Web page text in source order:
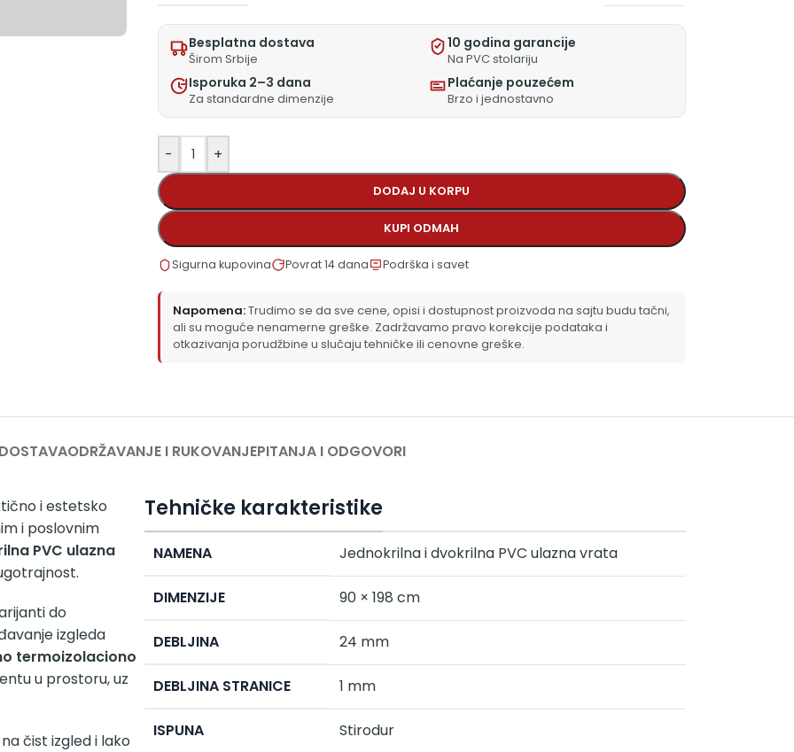
Besplatna dostava
Širom Srbije
10 godina garancije
Na PVC stolariju
Isporuka 2–3 dana
Za standardne dimenzije
Plaćanje pouzećem
Brzo i jednostavno
- +
DODAJ U KORPU
KUPI ODMAH
Sigurna kupovina Povrat 14 dana Podrška i savet
Napomena:Trudimo se da sve cene, opisi i dostupnost proizvoda na sajtu budu tačni,
ali su moguće nenamerne greške. Zadržavamo pravo korekcije podataka i
otkazivanja porudžbine u slučaju tehničke ili cenovne greške.
ODRŽAVANJE I RUKOVANJEPITANJA I ODGOVORI
i estetsko
i poslovnim
PVC ulazna
do
izgleda
termoizolaciono
u prostoru, uz
čist izgled i lako
Tehničke karakteristike
NAMENA Jednokrilna i dvokrilna PVC ulazna vrata
DIMENZIJE 90 × 198 cm
DEBLJINA 24 mm
DEBLJINA STRANICE 1 mm
ISPUNA Stirodur